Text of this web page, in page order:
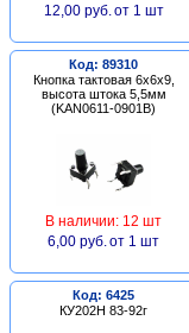
12,00 руб. от 1 шт
Код: 89310
Кнопка тактовая 6х6х9,
высота штока 5,5мм
(KAN0611-0901B)
В наличии: 12 шт
6,00 руб. от 1 шт
Код: 6425
КУ202Н 83-92г